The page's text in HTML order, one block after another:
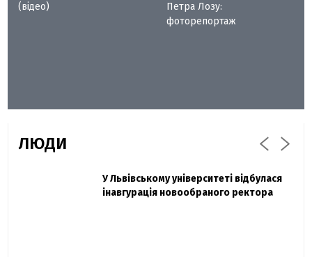
(відео)
Петра Лозу:
фоторепортаж
ЛЮДИ
Павло Дак
Захисник "Азовсталі" Діанов вдруге
одружився та показав фото з весілля
У Львівському університеті відбулася
інавгурація новообраного ректора